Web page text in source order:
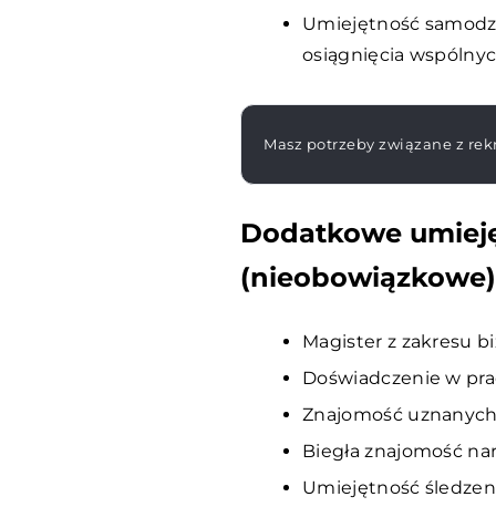
Umiejętność
osiągnięcia
Masz potrzeby związane z
Dodatkowe
(nieobowiązkowe)
Magister z zakresu
Doświadczenie w
Znajomość
Biegła znajomość
Umiejętność